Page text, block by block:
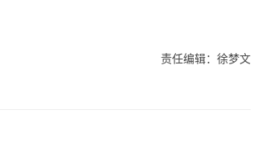
责任编辑：徐梦文